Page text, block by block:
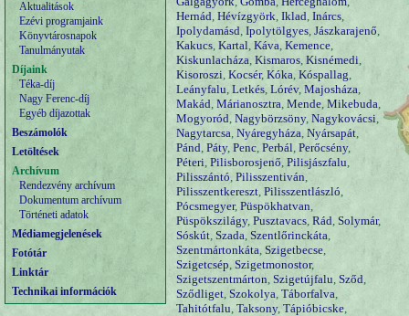
Aktualitások
Ezévi programjaink
Könyvtárosnapok
Tanulmányutak
Díjaink
Téka-díj
Nagy Ferenc-díj
Egyéb díjazottak
Beszámolók
Letöltések
Archívum
Rendezvény archívum
Dokumentum archívum
Történeti adatok
Médiamegjelenések
Fotótár
Linktár
Technikai információk
Hernád, Hévízgyörk, Iklad, Inárcs,
Ipolydamásd, Ipolytölgyes, Jászkarajenő,
Kakucs, Kartal, Káva, Kemence,
Kiskunlacháza, Kismaros, Kisnémedi,
Kisoroszi, Kocsér, Kóka, Kóspallag,
Leányfalu, Letkés, Lórév, Majosháza,
Makád, Márianosztra, Mende, Mikebuda,
Mogyoród, Nagybörzsöny, Nagykovácsi,
Nagytarcsa, Nyáregyháza, Nyársapát,
Pánd, Páty, Penc, Perbál, Perőcsény,
Péteri, Pilisborosjenő, Pilisjászfalu,
Pilisszántó, Pilisszentiván,
Pilisszentkereszt, Pilisszentlászló,
Pócsmegyer, Püspökhatvan,
Püspökszilágy, Pusztavacs, Rád, Solymár,
Sóskút, Szada, Szentlőrinckáta,
Szentmártonkáta, Szigetbecse,
Szigetcsép, Szigetmonostor,
Szigetszentmárton, Szigetújfalu, Sződ,
Sződliget, Szokolya, Táborfalva,
Tahitótfalu, Taksony, Tápióbicske,